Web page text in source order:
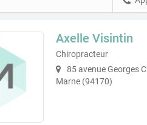
Axelle Visintin
Chiropracteur
85 avenue Georges
Marne (94170)